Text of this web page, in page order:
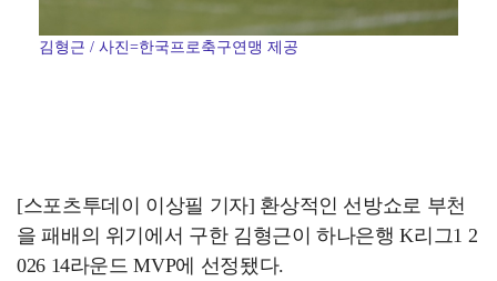
김형근 / 사진=한국프로축구연맹 제공
[스포츠투데이 이상필 기자] 환상적인 선방쇼로 부천
을 패배의 위기에서 구한 김형근이 하나은행 K리그1 2
026 14라운드 MVP에 선정됐다.